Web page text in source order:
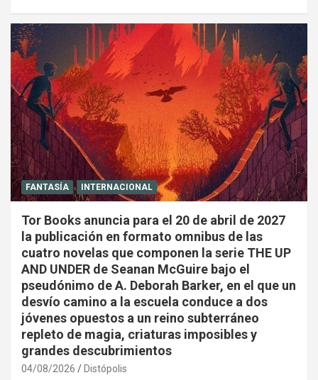
FANTASÍA INTERNACIONAL
Tor Books anuncia para el 20 de abril de 2027
la publicación en formato omnibus de las
cuatro novelas que componen la serie THE UP
AND UNDER de Seanan McGuire bajo el
pseudónimo de A. Deborah Barker, en el que un
desvío camino a la escuela conduce a dos
jóvenes opuestos a un reino subterráneo
repleto de magia, criaturas imposibles y
grandes descubrimientos
04/08/2026 Distópolis